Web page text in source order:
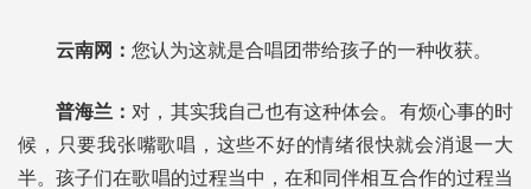
云南网： 您认为这就是合唱团带给孩子的一种收获。
普海兰： 对，其实我自己也有这种体会。有烦心事的时
候，只要我张嘴歌唱，这些不好的情绪很快就会消退一大
半。孩子们在歌唱的过程当中，在和同伴相互合作的过程当